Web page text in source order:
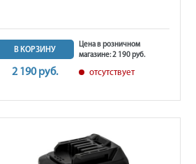
В КОРЗИНУ
2 190 руб.
Цена в розничном
магазине: 2 190 руб.
отсутствует